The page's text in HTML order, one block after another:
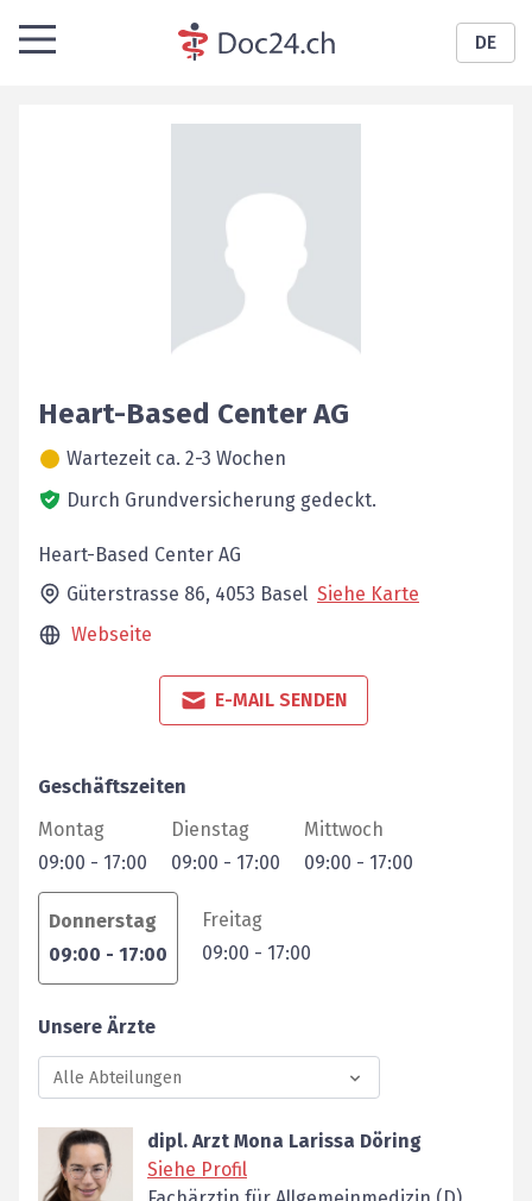
DE
Heart-Based Center AG
Wartezeit ca. 2-3 Wochen
Durch Grundversicherung gedeckt.
Heart-Based Center AG
Güterstrasse 86, 4053 Basel Siehe Karte
Webseite
E-MAIL SENDEN
Geschäftszeiten
Montag
09:00 - 17:00
Dienstag
09:00 - 17:00
Mittwoch
09:00 - 17:00
Donnerstag
09:00 - 17:00
Freitag
09:00 - 17:00
Unsere Ärzte
Alle Abteilungen
dipl. Arzt Mona Larissa Döring
Siehe Profil